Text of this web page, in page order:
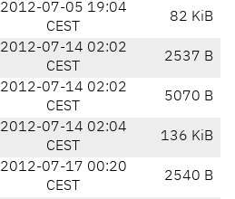
2012-07-05 19:04
CEST
82 KiB
2012-07-14 02:02
CEST
2537 B
2012-07-14 02:02
CEST
5070 B
2012-07-14 02:04
CEST
136 KiB
2012-07-17 00:20
CEST
2540 B